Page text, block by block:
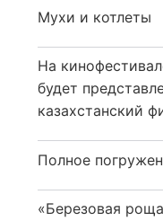
Мухи и котлеты
На
будет
казахстанский
Полное
«Березовая